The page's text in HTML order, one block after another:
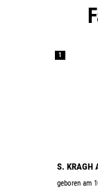
1
S. KRAGH
geboren am